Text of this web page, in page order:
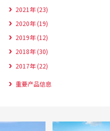
2021年 (23)
2020年 (19)
2019年 (12)
2018年 (30)
2017年 (22)
重要产品信息